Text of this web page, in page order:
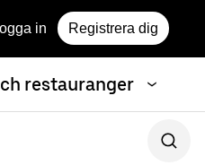
in Registrera dig
restauranger